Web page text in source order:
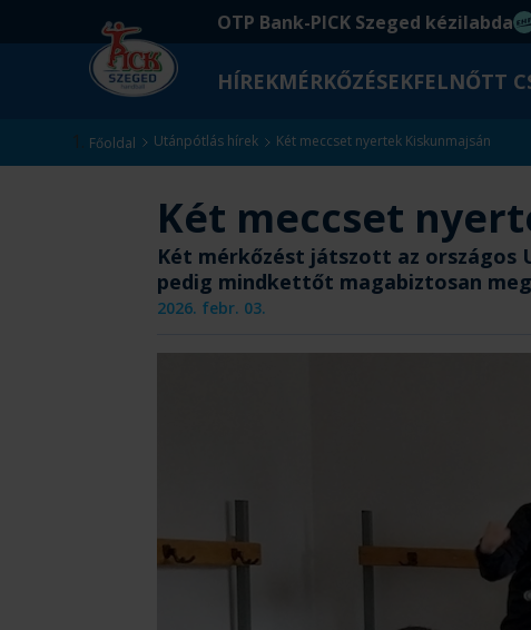
OTP Bank-PICK Szeged kézilabda
HÍREKMÉRKŐZÉSEKFELNŐTT
Főoldal Utánpótlás hírek Két meccset nyertek Kiskunmajsán
Két meccset
Két mérkőzést játszott az országos
pedig mindkettőt magabiztosan
2026. febr. 03.